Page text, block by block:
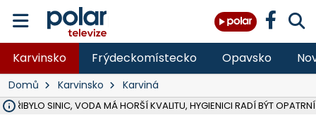
Karvinsko Frýdeckomístecko Opavsko
Domů Karvinsko Karviná
PŘIBYLO SINIC, VODA MÁ HORŠÍ KVALITU, HYGIENICI RADÍ BÝT OPATRNÍ